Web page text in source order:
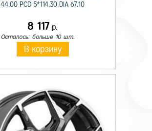
44.00 PCD 5*114.30 DIA 67.10
8 117 р.
Осталось: больше 10 шт.
В корзину